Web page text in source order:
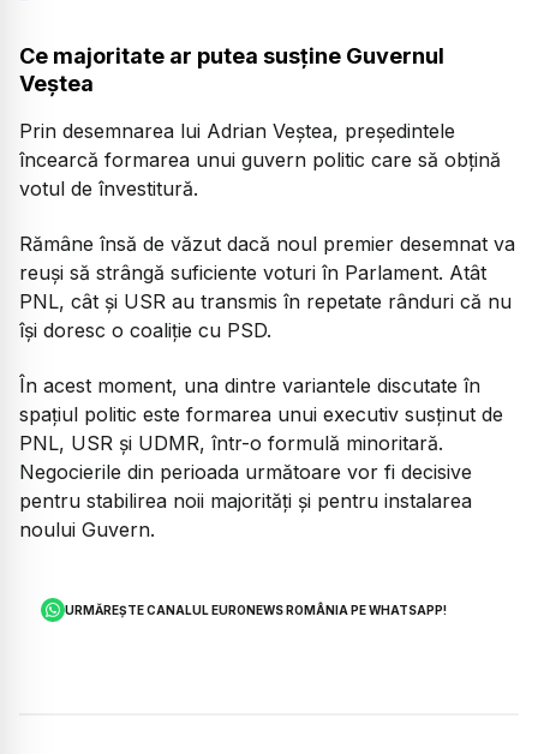
Ce majoritate ar putea susține Guvernul
Veștea
Prin desemnarea lui Adrian Veștea, președintele
încearcă formarea unui guvern politic care să obțină
votul de învestitură.
Rămâne însă de văzut dacă noul premier desemnat va
reuși să strângă suficiente voturi în Parlament. Atât
PNL, cât și USR au transmis în repetate rânduri că nu
își doresc o coaliție cu PSD.
În acest moment, una dintre variantele discutate în
spațiul politic este formarea unui executiv susținut de
PNL, USR și UDMR, într-o formulă minoritară.
Negocierile din perioada următoare vor fi decisive
pentru stabilirea noii majorități și pentru instalarea
noului Guvern.
URMĂREȘTE CANALUL EURONEWS ROMÂNIA PE WHATSAPP!